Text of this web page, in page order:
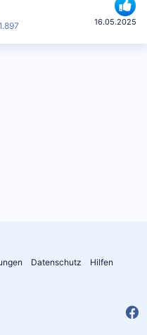
16.05.2025
Datenschutz
Hilfen